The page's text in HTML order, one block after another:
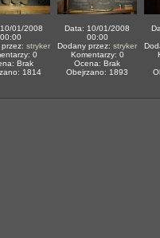
01/2008
00:00
stryker
0
Brak
1814
Data: 10/01/2008
00:00
Dodany przez: stryker
Komentarzy: 0
Ocena: Brak
Obejrzano: 1893